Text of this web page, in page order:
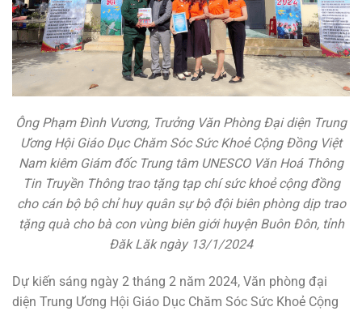
Ông Phạm Đình Vương, Trưởng Văn Phòng Đại diện Trung
Ương Hội Giáo Dục Chăm Sóc Sức Khoẻ Cộng Đồng Việt
Nam kiêm Giám đốc Trung tâm UNESCO Văn Hoá Thông
Tin Truyền Thông trao tặng tạp chí sức khoẻ cộng đồng
cho cán bộ bộ chỉ huy quân sự bộ đội biên phòng dịp trao
tặng quà cho bà con vùng biên giới huyện Buôn Đôn, tỉnh
Đăk Lăk ngày 13/1/2024
Dự kiến sáng ngày 2 tháng 2 năm 2024, Văn phòng đại
diện Trung Ương Hội Giáo Dục Chăm Sóc Sức Khoẻ Cộng